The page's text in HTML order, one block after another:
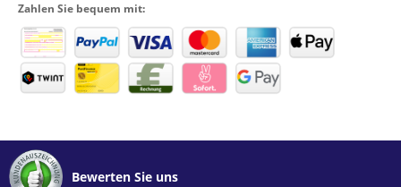
Zahlen Sie bequem mit:
Bewerten Sie uns